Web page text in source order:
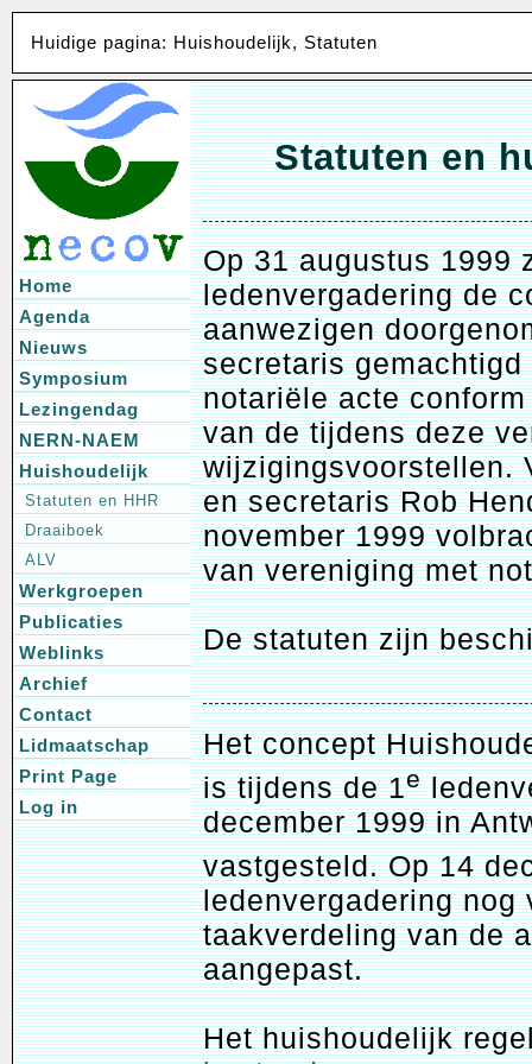
Huidige pagina: Huishoudelijk, Statuten
Statuten en
Op 31 augustus 1999
ledenvergadering de
aanwezigen
secretaris
notariële acte
van de tijdens deze
wijzigingsvoorstellen.
en secretaris Rob
november 1999
van vereniging met
De statuten zijn
Het concept
is tijdens de 1e
december 1999 in
vastgesteld. Op 14
ledenvergadering
taakverdeling van de
aangepast.
Het huishoudelijk
Home
Agenda
Nieuws
Symposium
Lezingendag
NERN-NAEM
Huishoudelijk
Statuten en HHR
Draaiboek
ALV
Werkgroepen
Publicaties
Weblinks
Archief
Contact
Lidmaatschap
Print Page
Log in